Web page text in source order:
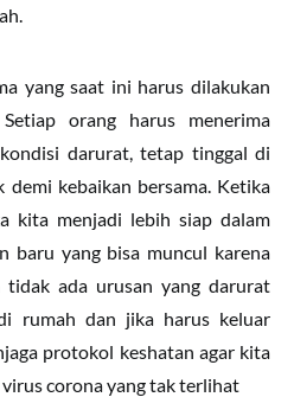
yang saat ini harus dilakukan
orang harus menerima
darurat, tetap tinggal di
kebaikan bersama. Ketika
kita menjadi lebih siap dalam
baru yang bisa muncul karena
tidak ada urusan yang darurat
rumah dan jika harus keluar
protokol keshatan agar kita
corona yang tak terlihat